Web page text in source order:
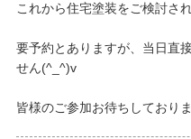
これから住宅塗装をご検討さ
要予約とありますが、当日直
せん(^_^)v
皆様のご参加お待ちしており